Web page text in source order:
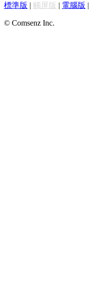
標準版 | 觸屏版 | 電腦版 |
© Comsenz Inc.